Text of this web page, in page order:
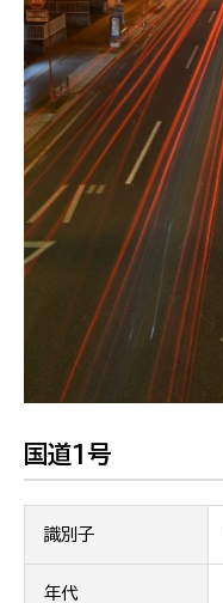
国道1号
識別子
年代